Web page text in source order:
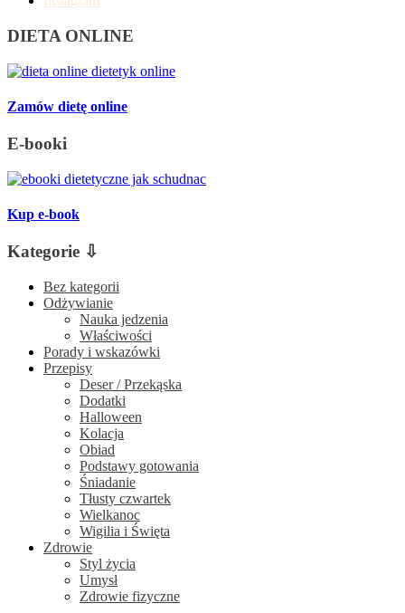
DIETA ONLINE
Zamów dietę online
E-booki
Kup e-book
Kategorie ⇩
Bez kategorii
Odżywianie
Nauka jedzenia
Właściwości
Porady i wskazówki
Przepisy
Deser / Przekąska
Dodatki
Halloween
Kolacja
Obiad
Podstawy gotowania
Śniadanie
Tłusty czwartek
Wielkanoc
Wigilia i Święta
Zdrowie
Styl życia
Umysł
Zdrowie fizyczne